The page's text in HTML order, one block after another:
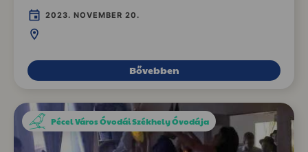
2023. NOVEMBER 20.
Bővebben
Pécel Város Óvodái Székhely Óvodája